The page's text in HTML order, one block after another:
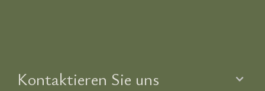
Kontaktieren Sie uns